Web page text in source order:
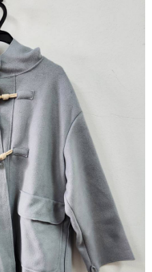
可結帳。
。
後，將跳轉至「AFTEE先享後付」
即可完成結帳。
簡訊。
簡訊中的連結，可透過四大超商／
方視為交易完成。
費，但若您需要取消訂單，請聯絡
單仍視為有效，需透過AFTEE先享
」之結帳頁面顯示為準，若有關於
關疑問，請聯繫「AFTEE先享後付
support/home
「AFTEE先享後付」服務完成之交
料，並將交易相關給付款項請求債
網址：
運費
運費
免運費